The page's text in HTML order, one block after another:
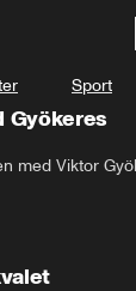
Sport
Gyökeres
med Viktor